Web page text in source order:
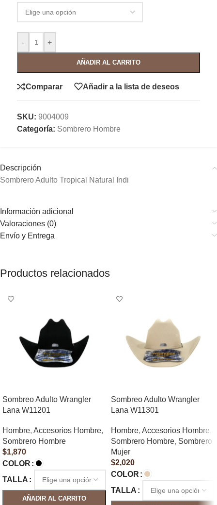
- +
AÑADIR AL CARRITO
Comparar Añadir a la lista de deseos
SKU: 9004009
Categoría: Sombrero Hombre
Descripción
Sombrero Adulto Tropical Natural Indi
Información adicional
Valoraciones (0)
Envío y Entrega
Productos relacionados
Sombreo Adulto Wrangler
Lana W11201
Hombre, Accesorios Hombre,
Sombrero Hombre
$1,870
COLOR
TALLA
AÑADIR AL CARRITO
Sombreo Adulto Wrangler
Lana W11301
Hombre, Accesorios Hombre,
Sombrero Hombre, Sombrero
Mujer
$2,020
COLOR
TALLA